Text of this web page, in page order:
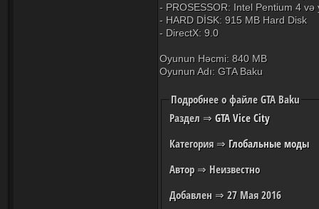
- PROSESSOR: Intel Pentium 4 və
- HARD DİSK: 915 MB Hard Disk
- DirectX: 9.0
Oyunun Həcmi: 840 MB
Oyunun Adı: GTA Baku
Подробнее о файле GTA Baku
Раздел ⇒GTA Vice City
Категория⇒ Глобальные моды
Автор⇒ Неизвестно
Добавлен ⇒ 27 Мая 2016